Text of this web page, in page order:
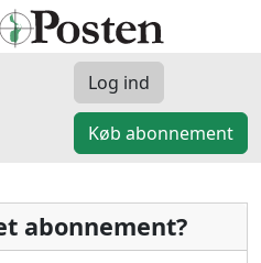
Log ind
Køb abonnement
abonnement?